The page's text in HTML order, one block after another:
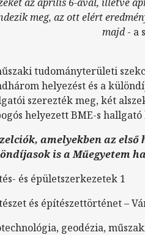
meg, az ott elért
majd- a
tudományterületi
helyezést és a
szerezték meg, két
helyezett BME-s hallgató
amelyekben az első
is a Műegyetem
és épületszerkezetek 1
és építészettörténet –
geodézia,